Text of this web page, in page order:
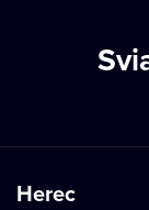
Herec